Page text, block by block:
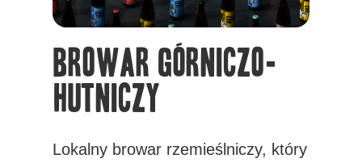
Browar Górniczo-
Hutniczy
Lokalny browar rzemieślniczy, który